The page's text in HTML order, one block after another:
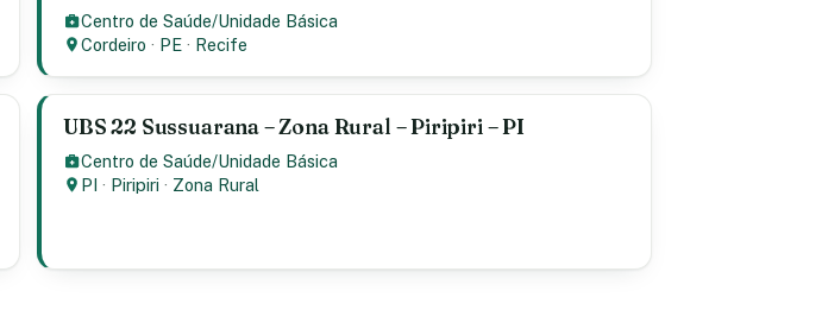
Centro de Saúde/Unidade Básica
Cordeiro · PE · Recife
UBS 22 Sussuarana – Zona Rural – Piripiri – PI
Centro de Saúde/Unidade Básica
PI · Piripiri · Zona Rural